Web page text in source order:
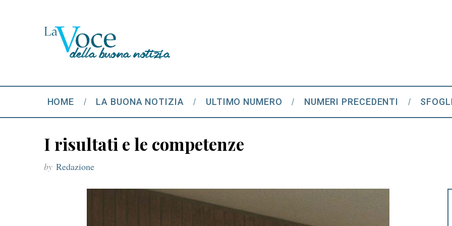
HOME LA BUONA NOTIZIA ULTIMO NUMERO NUMERI PRECEDENTI
I risultati e le competenze
by Redazione